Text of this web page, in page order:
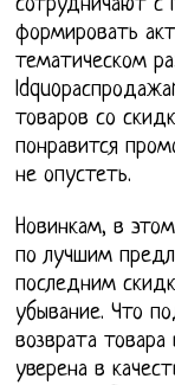
сотрудничают с
формировать
тематическом
товаров со
понравится
не опустеть.
Новинкам, в
по лучшим
последним
убывание. Что
возврата
уверена в